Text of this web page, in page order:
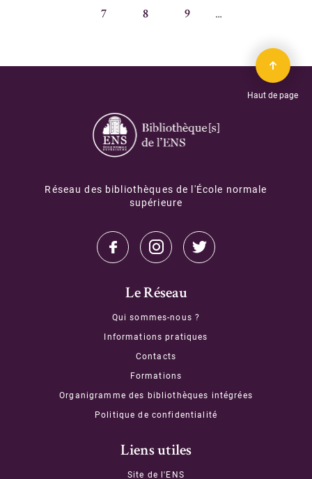
7 8 9 …
Haut de page
Réseau des bibliothèques de l'École normale
supérieure
Le Réseau
Qui sommes-nous ?
Informations pratiques
Contacts
Formations
Organigramme des bibliothèques intégrées
Politique de confidentialité
Liens utiles
Site de l'ENS